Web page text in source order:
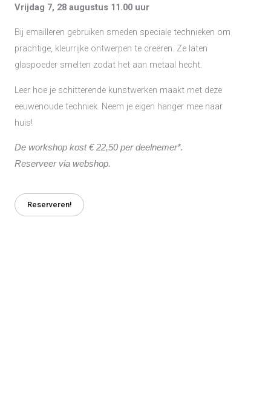
Vrijdag 7, 28 augustus 11.00 uur
Bij emailleren gebruiken smeden speciale technieken om
prachtige, kleurrijke ontwerpen te creëren. Ze laten
glaspoeder smelten zodat het aan metaal hecht.
Leer hoe je schitterende kunstwerken maakt met deze
eeuwenoude techniek. Neem je eigen hanger mee naar
huis!
De workshop kost € 22,50 per deelnemer*.
Reserveer via webshop.
Reserveren!